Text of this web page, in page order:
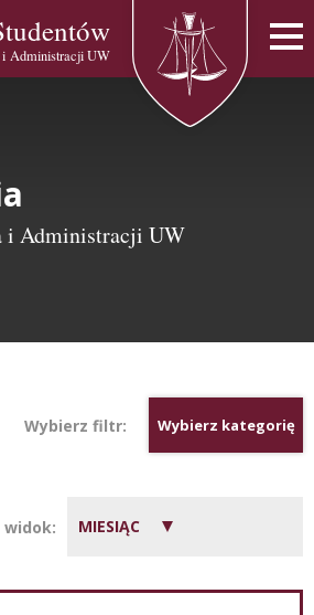
i Administracji UW
i Administracji UW
Wybierz filtr: Wybierz kategorię
widok: MIESIĄC